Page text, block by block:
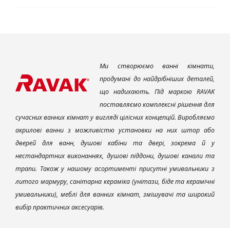
Ми створюємо ванні кімнати,
продумані до найдрібніших деталей,
що надихають. Під маркою RAVAK
поставляємо комплексні рішення для
сучасних ванних кімнат у вигляді цілісних концепцій. Виробляємо
акрилові ванни з можливістю установки на них штор або
дверей для ванн, душові кабіни та двері, зокрема й у
нестандартних виконаннях, душові піддони, душові канали та
трапи. Також у нашому асортименті присутні умивальники з
литого мармуру, санітарна кераміка (унітази, біде та керамічні
умивальники), меблі для ванних кімнат, змішувачі та широкий
вибір практичних аксесуарів.